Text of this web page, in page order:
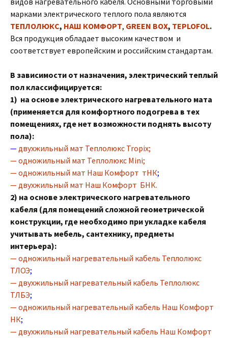
марками электрического теплого пола являются
ТЕПЛОЛЮКС, НАШ КОМФОРТ, GREEN BOX, TEPLOFOL.
Вся продукция обладает высоким качеством и
соответствует европейским и российским стандартам.
В зависимости от назначения, электрический теплый
пол классифицируется:
1) на основе электрического нагревательного мата
(применяется для комфортного подогрева в тех
помещениях, где нет возможности поднять высоту
пола):
—двухжильный мат Теплолюкс Tropix;
— одножильный мат Теплолюкс Mini;
— одножильный мат Наш Комфорт тНК;
— двухжильный мат Наш Комфорт БНК.
2) на основе электрического нагревательного
кабеля (для помещений сложной геометрической
конструкции, где необходимо при укладке кабеля
учитывать мебель, сантехнику, предметы
интерьера):
— одножильный нагревательный кабель Теплолюкс
ТЛОЭ;
— двухжильный нагревательный кабель Теплолюкс
ТЛБЭ;
— одножильный нагревательный кабель Наш Комфорт
НК;
— двухжильный нагревательный кабель Наш Комфорт